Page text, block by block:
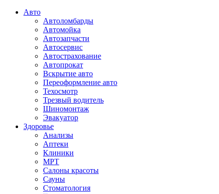
Авто
Автоломбарды
Автомойка
Автозапчасти
Автосервис
Автострахование
Автопрокат
Вскрытие авто
Переоформление авто
Техосмотр
Трезвый водитель
Шиномонтаж
Эвакуатор
Здоровье
Анализы
Аптеки
Клиники
МРТ
Салоны красоты
Сауны
Стоматология